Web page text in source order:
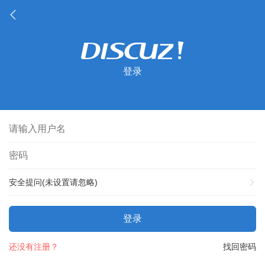
登录
安全提问(未设置请忽略)
登录
找回密码
还没有注册？